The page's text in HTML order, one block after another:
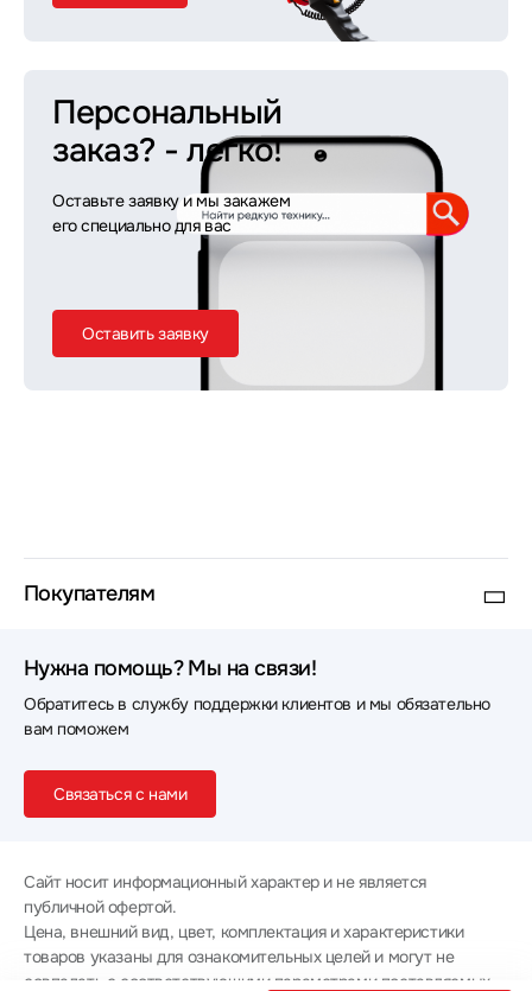
Персональный
заказ? - легко!
Оставьте заявку и мы закажем
его специально для вас
Оставить заявку
Покупателям
Нужна помощь? Мы на связи!
Обратитесь в службу поддержки клиентов и мы обязательно
вам поможем
Связаться с нами
Сайт носит информационный характер и не является
публичной офертой.
Цена, внешний вид, цвет, комплектация и характеристики
товаров указаны для ознакомительных целей и могут не
совпадать с соответствующими параметрами поставляемых